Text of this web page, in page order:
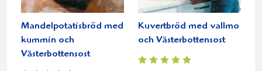
Mandelpotatisbröd med
kummin och
Västerbottensost
Kuvertbröd med vallmo
och Västerbottensost